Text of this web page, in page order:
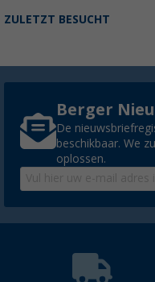
ZULETZT BESUCHT
Berger
De
beschikbaar. We
oplossen.